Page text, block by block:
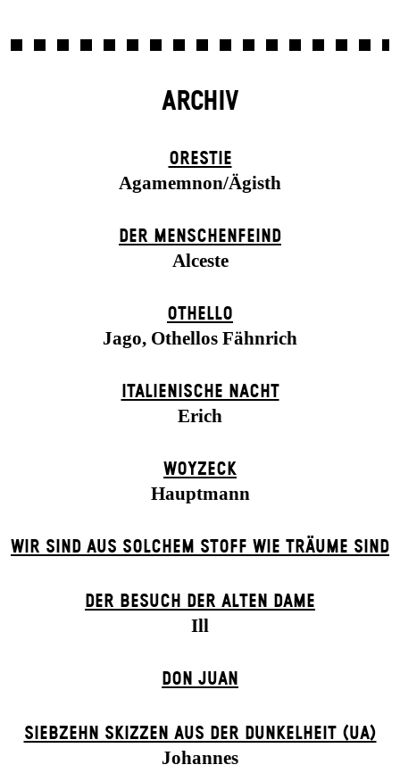
ARCHIV
ORESTIE
Agamemnon/Ägisth
DER MENSCHENFEIND
Alceste
OTHELLO
Jago, Othellos Fähnrich
ITALIENISCHE NACHT
Erich
WOYZECK
Hauptmann
WIR SIND AUS SOLCHEM STOFF WIE TRÄUME SIND
DER BE­SUCH DER ALT­EN DA­ME
Ill
DON JUAN
SIEBZEHN SKIZZEN AUS DER DUNKELHEIT (UA)
Johannes